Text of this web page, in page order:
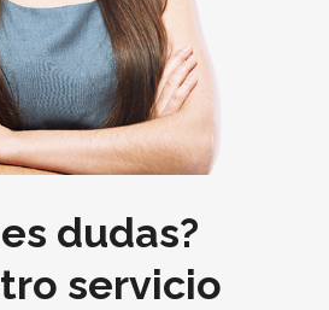
dudas?
servicio